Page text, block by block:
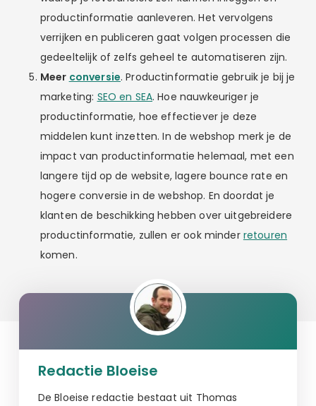
productinformatie aanleveren. Het vervolgens
verrijken en publiceren gaat volgen processen die
gedeeltelijk of zelfs geheel te automatiseren zijn.
Meer conversie. Productinformatie gebruik je bij je
marketing: SEO en SEA. Hoe nauwkeuriger je
productinformatie, hoe effectiever je deze
middelen kunt inzetten. In de webshop merk je de
impact van productinformatie helemaal, met een
langere tijd op de website, lagere bounce rate en
hogere conversie in de webshop. En doordat je
klanten de beschikking hebben over uitgebreidere
productinformatie, zullen er ook minder retouren
komen.
Redactie Bloeise
De Bloeise redactie bestaat uit Thomas